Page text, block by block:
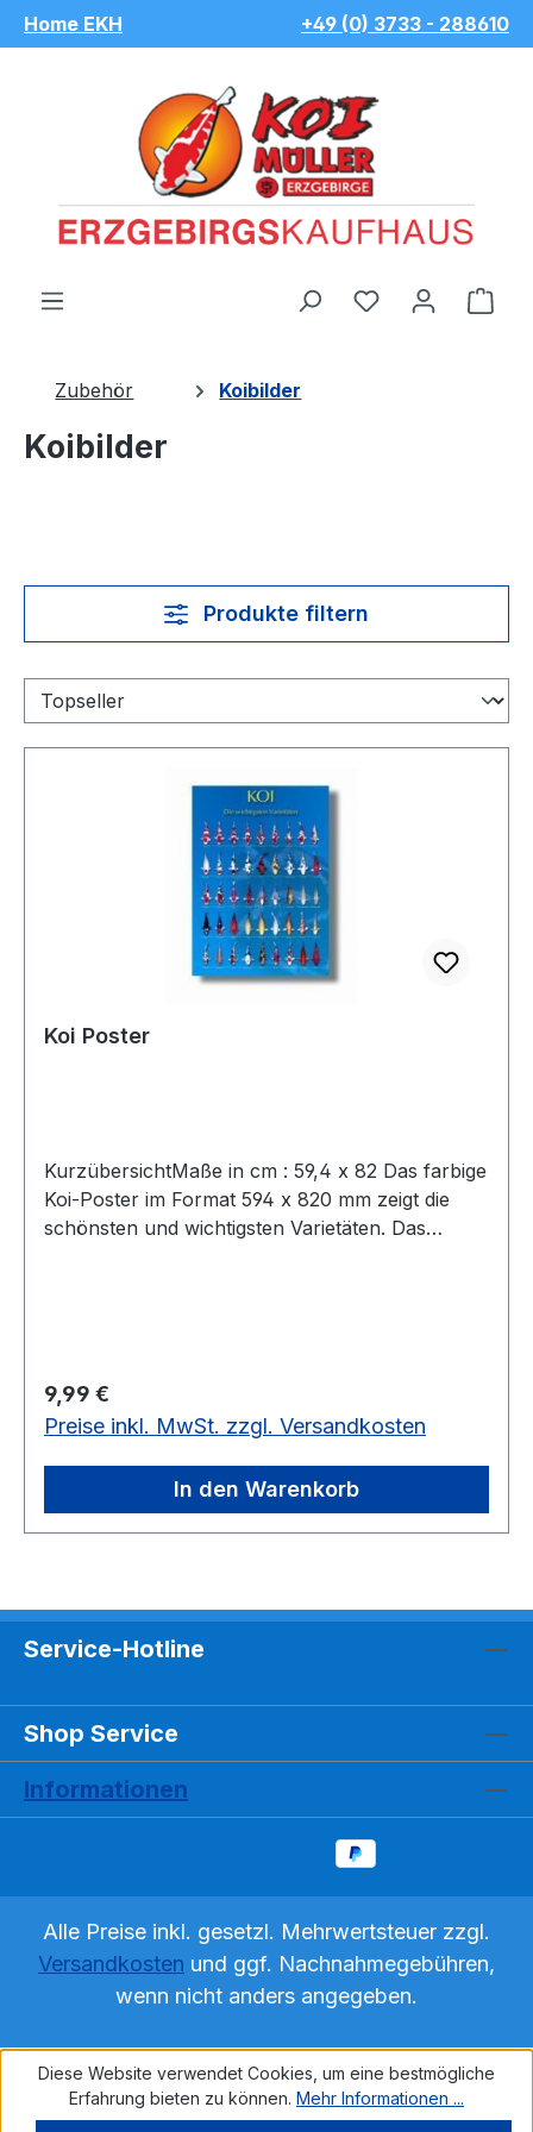
Zum Hauptinhalt springen
Home EKH +49 (0) 3733 - 288610
Du hast 0
Zubehör Koibilder
Koibilder
Produkte filtern
Koi Poster
KurzübersichtMaße in cm : 59,4 x 82 Das farbige
Koi-Poster im Format 594 x 820 mm zeigt die
schönsten und wichtigsten Varietäten. Das
Regulärer Preis:
9,99 €
Preise inkl. MwSt. zzgl. Versandkosten
In den Warenkorb
Service-Hotline
Shop Service
Informationen
Alle Preise inkl. gesetzl. Mehrwertsteuer zzgl.
Versandkosten und ggf. Nachnahmegebühren,
wenn nicht anders angegeben.
Diese Website verwendet Cookies, um eine bestmögliche
Erfahrung bieten zu können. Mehr Informationen ...